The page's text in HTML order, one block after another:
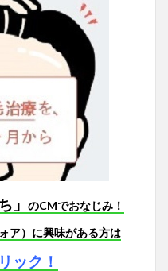
」 のCMでおなじみ！
ア）に興味がある方は
ック！